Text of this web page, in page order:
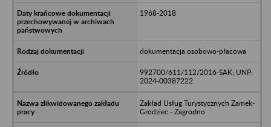
1968-2018
dokumentacja osobowo-płacowa
992700/611/112/2016-SAK; UNP:
2024-00387222
Zakład Usług Turystycznych Zamek-
Grodziec - Zagrodno